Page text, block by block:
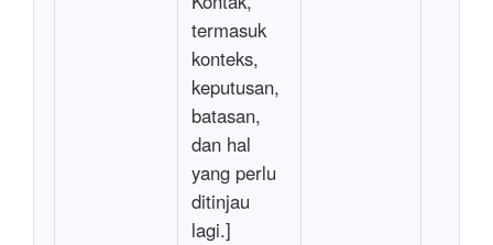
termasuk
konteks,
keputusan,
batasan,
dan hal
yang perlu
ditinjau
lagi.]